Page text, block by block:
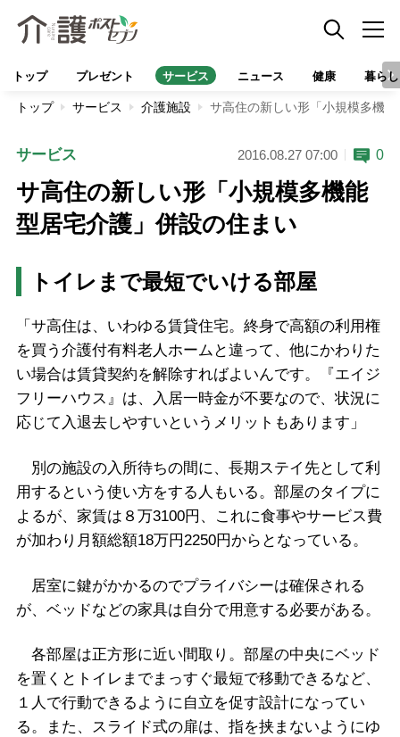
トップ プレゼント サービス ニュース 健康 暮らし
トップ サービス 介護施設 サ高住の新しい形「小規模多機
サービス 2016.08.27 07:00 0
サ高住の新しい形「小規模多機能
型居宅介護」併設の住まい
トイレまで最短でいける部屋
「サ高住は、いわゆる賃貸住宅。終身で高額の利用権
を買う介護付有料老人ホームと違って、他にかわりた
い場合は賃貸契約を解除すればよいんです。『エイジ
フリーハウス』は、入居一時金が不要なので、状況に
応じて入退去しやすいというメリットもあります」
別の施設の入所待ちの間に、長期ステイ先として利
用するという使い方をする人もいる。部屋のタイプに
よるが、家賃は８万3100円、これに食事やサービス費
が加わり月額総額18万円2250円からとなっている。
居室に鍵がかかるのでプライバシーは確保される
が、ベッドなどの家具は自分で用意する必要がある。
各部屋は正方形に近い間取り。部屋の中央にベッド
を置くとトイレまでまっすぐ最短で移動できるなど、
１人で行動できるように自立を促す設計になってい
る。また、スライド式の扉は、指を挟まないようにゆ